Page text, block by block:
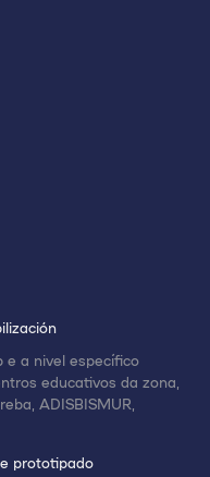
e a nivel específico
educativos da zona,
ADISBISMUR,
prototipado